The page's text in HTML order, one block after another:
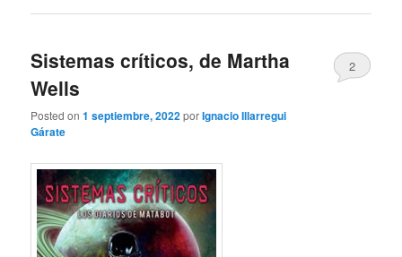
Sistemas críticos, de Martha
Wells
Posted on1 septiembre, 2022porIgnacio Illarregui
Gárate
2